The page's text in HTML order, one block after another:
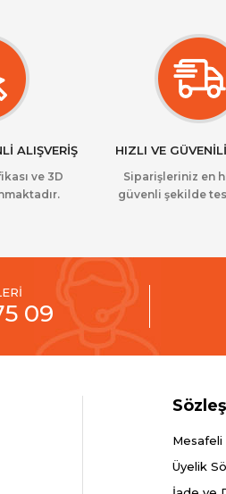
ALIŞVERİŞ
ve 3D
HIZLI VE
Siparişleriniz en
güvenli şekilde
09
Mesafeli
Üyelik